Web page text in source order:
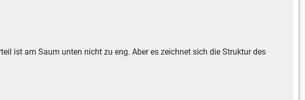
ist am Saum unten nicht zu eng. Aber es zeichnet sich die Struktur des